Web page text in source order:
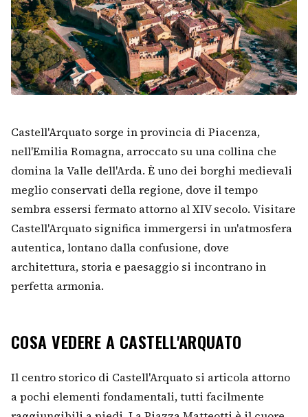
Castell'Arquato sorge in provincia di Piacenza,
nell'Emilia Romagna, arroccato su una collina che
domina la Valle dell'Arda. È uno dei borghi medievali
meglio conservati della regione, dove il tempo
sembra essersi fermato attorno al XIV secolo. Visitare
Castell'Arquato significa immergersi in un'atmosfera
autentica, lontano dalla confusione, dove
architettura, storia e paesaggio si incontrano in
perfetta armonia.
COSA VEDERE A CASTELL'ARQUATO
Il centro storico di Castell'Arquato si articola attorno
a pochi elementi fondamentali, tutti facilmente